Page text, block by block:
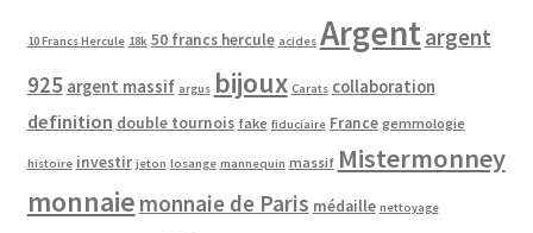
10 Francs Hercule 18k 50 francs hercule acides Argentargent
925 argent massif argus bijoux Carats collaboration
definition double tournois fake fiduciaire France gemmologie
histoire investir jeton losange mannequin massif Mistermonney
monnaie monnaie de Paris médaille nettoyage